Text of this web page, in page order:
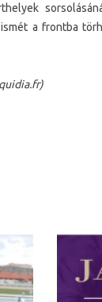
a frontba
)